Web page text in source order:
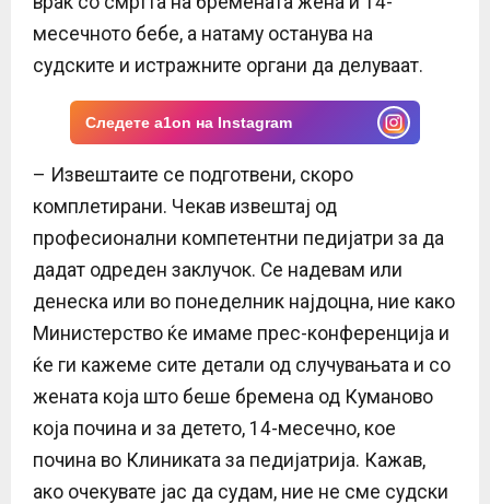
месечното бебе, а натаму останува на
судските и истражните органи да делуваат.
Следете a1on на Instagram
– Извештаите се подготвени, скоро
комплетирани. Чекав извештај од
професионални компетентни педијатри за да
дадат одреден заклучок. Се надевам или
денеска или во понеделник најдоцна, ние како
Министерство ќе имаме прес-конференција и
ќе ги кажеме сите детали од случувањата и со
жената која што беше бремена од Куманово
која почина и за детето, 14-месечно, кое
почина во Клиниката за педијатрија. Кажав,
ако очекувате јас да судам, ние не сме судски